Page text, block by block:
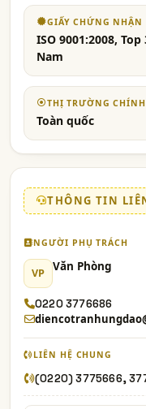
GIẤY CHỨNG NHẬN
ISO 9001:2008,
Nam
THỊ TRƯỜNG CHÍNH
Toàn quốc
THÔNG TIN
NGƯỜI PHỤ TRÁCH
VP Văn Phòng
0220 3776686
LIÊN HỆ CHUNG
(0220) 3775666,